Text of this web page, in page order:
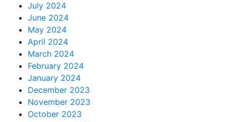
July 2024
June 2024
May 2024
April 2024
March 2024
February 2024
January 2024
December 2023
November 2023
October 2023